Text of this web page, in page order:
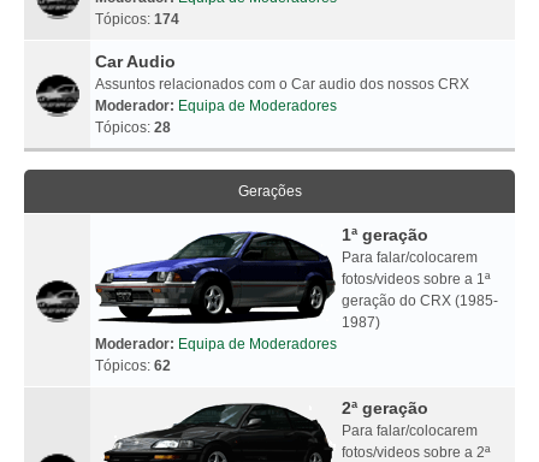
Tópicos: 174
Car Audio
Assuntos relacionados com o Car audio dos nossos CRX
Moderador: Equipa de Moderadores
Tópicos: 28
Gerações
1ª geração
Para falar/colocarem
fotos/videos sobre a 1ª
geração do CRX (1985-
1987)
Moderador: Equipa de Moderadores
Tópicos: 62
2ª geração
Para falar/colocarem
fotos/videos sobre a 2ª